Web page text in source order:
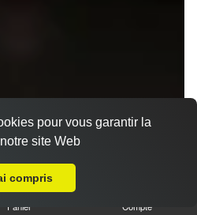
Panier Compte
pour vous garantir la
site Web
compris